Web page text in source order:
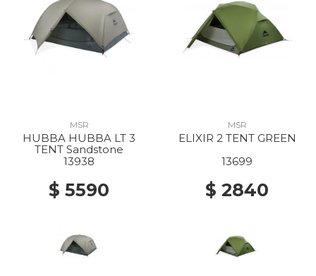
MSR
HUBBA HUBBA LT 3
TENT Sandstone
13938
$ 5590
MSR
ELIXIR 2 TENT GREEN
13699
$ 2840